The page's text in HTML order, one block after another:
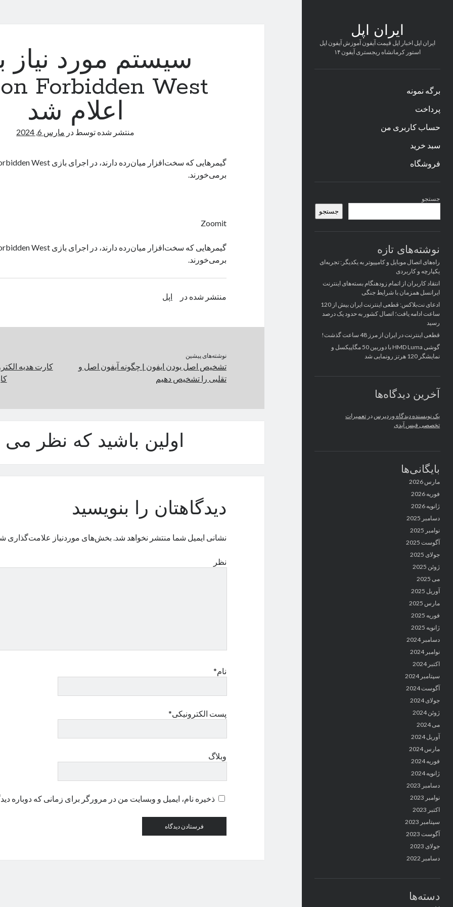
ایران اپل
ایران اپل اخبار اپل قیمت آیفون آموزش آیفون اپل
استور کرمانشاه ریجستری آیفون ۱۴
برگه نمونه
پرداخت
حساب کاربری من
سبد خرید
فروشگاه
کناری
جستجو
جستجو
نوشته‌های تازه
راه‌های اتصال موبایل و کامپیوتر به یکدیگر: تجربه‌ای
یکپارچه و کاربردی
انتقاد کاربران از اتمام زودهنگام بسته‌های اینترنت
ایرانسل همزمان با شرایط جنگی
ادعای نت‌بلاکس: قطعی اینترنت ایران بیش از 120
ساعت ادامه یافت؛ اتصال کشور به حدود یک درصد
رسید
قطعی اینترنت در ایران از مرز 48 ساعت گذشت!
گوشی HMD Luma با دوربین 50 مگاپیکسل و
نمایشگر 120 هرتز رونمایی شد
آخرین دیدگاه‌ها
یک نویسنده دیدگاه وردپرس در تعمیرات
تخصصی فیس آیدی
بایگانی‌ها
مارس 2026
فوریه 2026
ژانویه 2026
دسامبر 2025
نوامبر 2025
آگوست 2025
جولای 2025
ژوئن 2025
می 2025
آوریل 2025
مارس 2025
فوریه 2025
ژانویه 2025
دسامبر 2024
نوامبر 2024
اکتبر 2024
سپتامبر 2024
آگوست 2024
جولای 2024
ژوئن 2024
می 2024
آوریل 2024
مارس 2024
فوریه 2024
ژانویه 2024
دسامبر 2023
نوامبر 2023
اکتبر 2023
سپتامبر 2023
آگوست 2023
جولای 2023
دسامبر 2022
دسته‌ها
سیستم مورد نیاز
Forbidden West
اعلام شد
منتشر شده توسط در مارس 6, 2024
برمی‌خورند.
Zoomit
برمی‌خورند.
منتشر شده در اپل
نوشته‌های پیشین
تشخیص اصل بودن ایفون | چگونه آیفون اصل و
تقلبی را تشخیص دهیم
کارت هدیه
اولین باشید که نظر می
دیدگاهتان را بنویسید
نشانی ایمیل شما منتشر نخواهد شد. بخش‌های موردنیاز علامت‌گذاری
نظر
نام*
پست الکترونیکی*
وبلاگ
ذخیره نام، ایمیل و وبسایت من در مرورگر برای زمانی که دوباره